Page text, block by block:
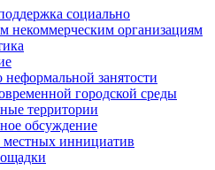
социально
некоммерческим организациям
неформальной занятости
городской среды
территории
обсуждение
иннициатив